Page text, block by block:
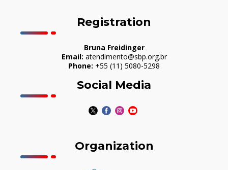
Registration
Bruna Freidinger
Email: atendimento@sbp.org.br
Phone: +55 (11) 5080-5298
Social Media
Organization